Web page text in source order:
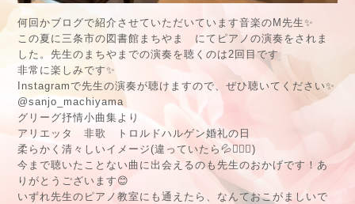
何回かブログで紹介させていただいています音楽のM先生✨
この夏に三条市の図書館まちやま にてピアノの演奏をされま
した。先生のまちやまでの演奏を聴くのは2回目です
非常に楽しみです✨
Instagramで先生の演奏が聴けますので、ぜひ聴いてください✨
@sanjo_machiyama
グリーグ抒情小曲集より
アリエッタ 非歌 トロルドハルゲン婚礼の日
柔らかく清々しいイメージ(違っていたら💦🙇🏻‍♂️)
今まで聴いたことない曲に出会えるのも先生のおかげです！あ
りがとうございます😊
いずれ先生のピアノ教室にも通えたら、なんておこがましいで